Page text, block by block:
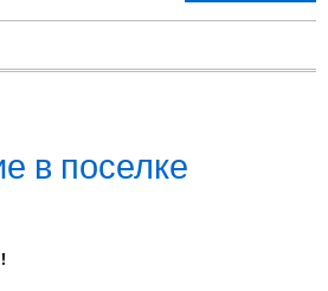
в поселке